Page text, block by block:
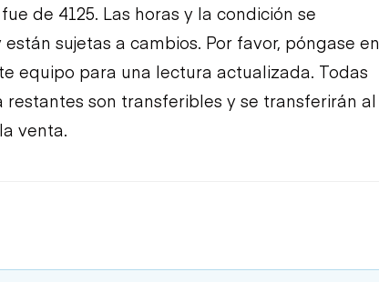
de 4125. Las horas y la condición se
sujetas a cambios. Por favor, póngase en
equipo para una lectura actualizada. Todas
son transferibles y se transferirán al
venta.